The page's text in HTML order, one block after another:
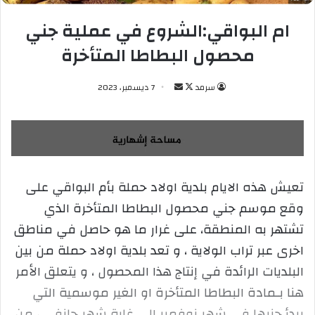
ام البواقي:الشروع في عملية جني
محصول البطاطا المتأخرة
سرمد
ت
ب
ع
ع
ى
X
س
ل
ب
ي
د
ل
ك
ت
7 ديسمبر، 2023
تعيش هذه الايام بلدية اولاد حملة بأم البواقي على
وقع موسم جني محصول البطاطا المتأخرة الذي
تشتهر به المنطقة، على غرار ما هو حاصل في مناطق
اخرى عبر تراب الولاية ، و تعد بلدية اولاد حملة من بين
البلديات الرائدة في إنتاج هذا المحصول ، و يتعلق الأمر
هنا بـمادة البطاطا المتأخرة او الغير موسمية التي